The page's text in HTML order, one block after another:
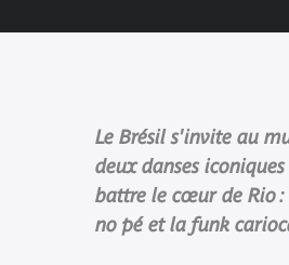
Le Brésil s'invite au
deux danses
battre le cœur de Rio
no pé et la funk